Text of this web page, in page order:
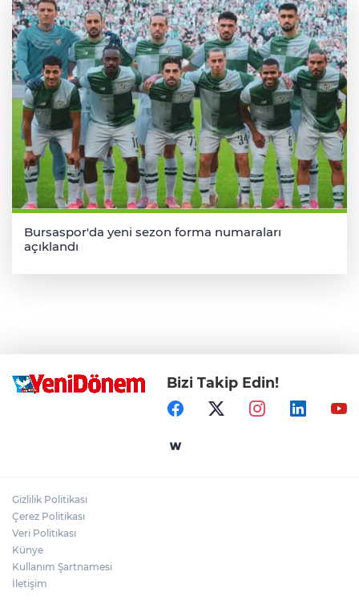
Bursaspor'da yeni sezon forma numaraları
açıklandı
Bizi Takip Edin!
Gizlilik Politikası
Çerez Politikası
Veri Politikası
Künye
Kullanım Şartnamesi
İletişim